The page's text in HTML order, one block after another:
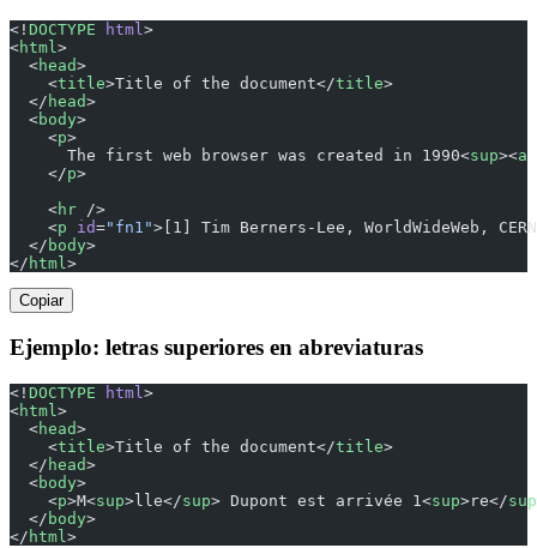
<! DOCTYPE html >
<html >
  <
head>
    <
title>Title of the document</title>
  </
head>
  <
body>
    <
p>
      The first web browser was created in 1990<
sup><a
    </
p>
    <
hr />
    <
p id="fn1">[1] Tim Berners-Lee, WorldWideWeb,
  </
body>
</ html >
Copiar
Ejemplo: letras superiores en abreviaturas
<! DOCTYPE html>
<html>
  <
head>
    <
title>Title of the document</title>
  </
head>
  <
body>
    <
p>M<sup>lle</sup> Dupont est arrivée 1<sup>re</sup
  </
body>
</ html>